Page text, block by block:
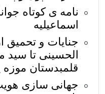
نامه ی کوتاه
اسماعيليه
جنایات و تحمیق
الحسینی تا سید
قلمبدستان موزه
جهانی سازی